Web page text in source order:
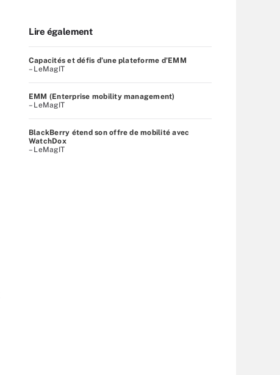
Lire également
Capacités et défis d’une plateforme d’EMM
– LeMagIT
EMM (Enterprise mobility management)
– LeMagIT
BlackBerry étend son offre de mobilité avec
WatchDox
– LeMagIT